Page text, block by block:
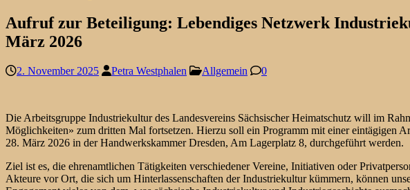
Aufruf zur Beteiligung: Lebendiges Netzwerk
März 2026
2. November 2025 Petra Westphalen Allgemein 0
Die Arbeitsgruppe Industriekultur des Landesvereins Sächsischer Heimatschutz will im
Möglichkeiten» zum dritten Mal fortsetzen. Hierzu soll ein Programm mit einer eintägigen
28. März 2026 in der Handwerkskammer Dresden, Am Lagerplatz 8, durchgeführt werden.
Ziel ist es, die ehrenamtlichen Tätigkeiten verschiedener Vereine, Initiativen oder
Akteure vor Ort, die sich um Hinterlassenschaften der Industriekultur kümmern, können